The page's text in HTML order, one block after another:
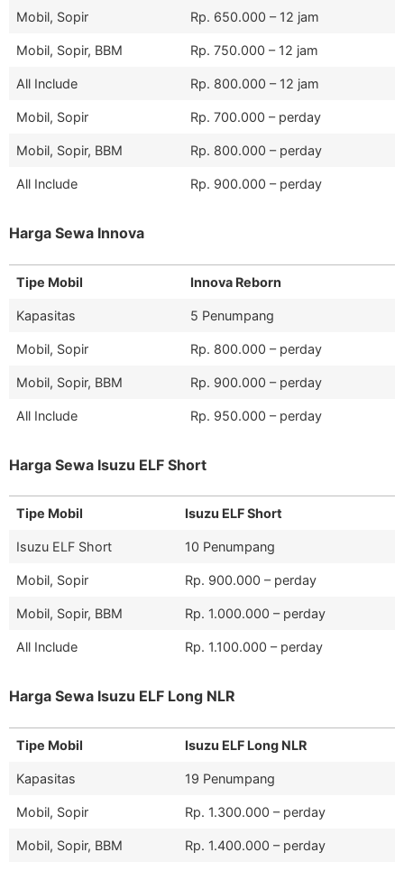
Mobil, Sopir Rp. 650.000 – 12 jam
Mobil, Sopir, BBM Rp. 750.000 – 12 jam
All Include Rp. 800.000 – 12 jam
Mobil, Sopir Rp. 700.000 – perday
Mobil, Sopir, BBM Rp. 800.000 – perday
All Include Rp. 900.000 – perday
Harga Sewa Innova
Tipe Mobil Innova Reborn
Kapasitas 5 Penumpang
Mobil, Sopir Rp. 800.000 – perday
Mobil, Sopir, BBM Rp. 900.000 – perday
All Include Rp. 950.000 – perday
Harga Sewa Isuzu ELF Short
Tipe Mobil Isuzu ELF Short
Isuzu ELF Short 10 Penumpang
Mobil, Sopir Rp. 900.000 – perday
Mobil, Sopir, BBM Rp. 1.000.000 – perday
All Include Rp. 1.100.000 – perday
Harga Sewa Isuzu ELF Long NLR
Tipe Mobil Isuzu ELF Long NLR
Kapasitas 19 Penumpang
Mobil, Sopir Rp. 1.300.000 – perday
Mobil, Sopir, BBM Rp. 1.400.000 – perday